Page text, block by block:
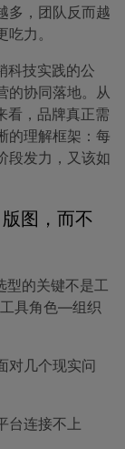
多，团队反而越
力。
科技实践的公
的协同落地。从
看，品牌真正需
的理解框架：每
段发力，又该如
图，而不
的关键不是工
具角色—组织
对几个现实问
台连接不上